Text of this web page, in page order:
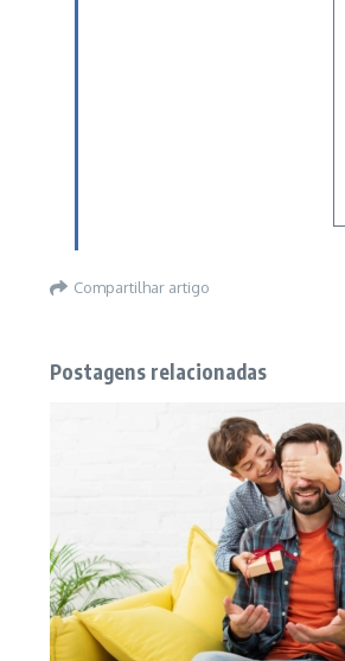
Compartilhar artigo
Postagens relacionadas